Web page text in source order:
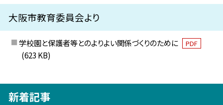
大阪市教育委員会より
学校園と保護者等とのよりよい関係づくりのために PDF
(623 KB)
新着記事